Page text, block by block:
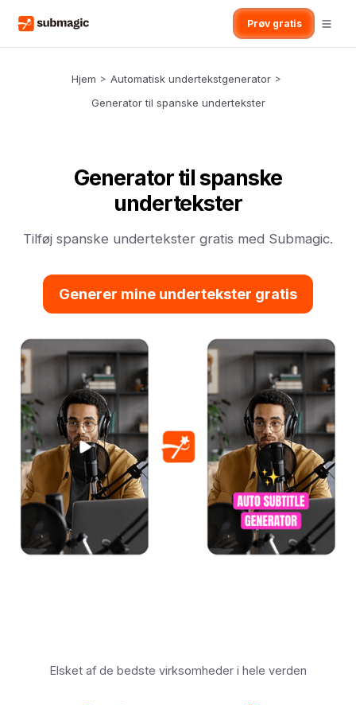
Prøv gratis
Hjem > Automatisk undertekstgenerator >
Generator til spanske undertekster
Generator til spanske
undertekster
Tilføj spanske undertekster gratis med Submagic.
Generer mine undertekster gratis
Elsket af de bedste virksomheder i hele verden